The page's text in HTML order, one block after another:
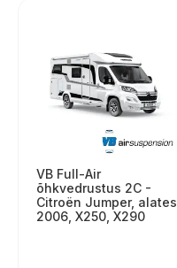
VB Full-Air
õhkvedrustus 2C -
Citroën Jumper, alates
2006, X250, X290